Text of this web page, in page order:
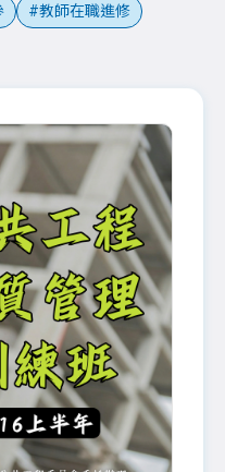
教師在職進修